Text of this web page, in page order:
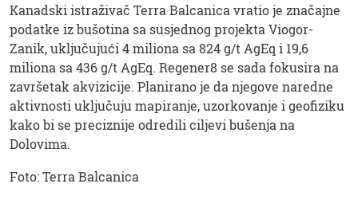
Kanadski istraživač Terra Balcanica vratio je značajne
podatke iz bušotina sa susjednog projekta Viogor-
Zanik, uključujući 4 miliona sa 824 g/t AgEq i 19,6
miliona sa 436 g/t AgEq. Regener8 se sada fokusira na
završetak akvizicije. Planirano je da njegove naredne
aktivnosti uključuju mapiranje, uzorkovanje i geofiziku
kako bi se preciznije odredili ciljevi bušenja na
Dolovima.
Foto: Terra Balcanica